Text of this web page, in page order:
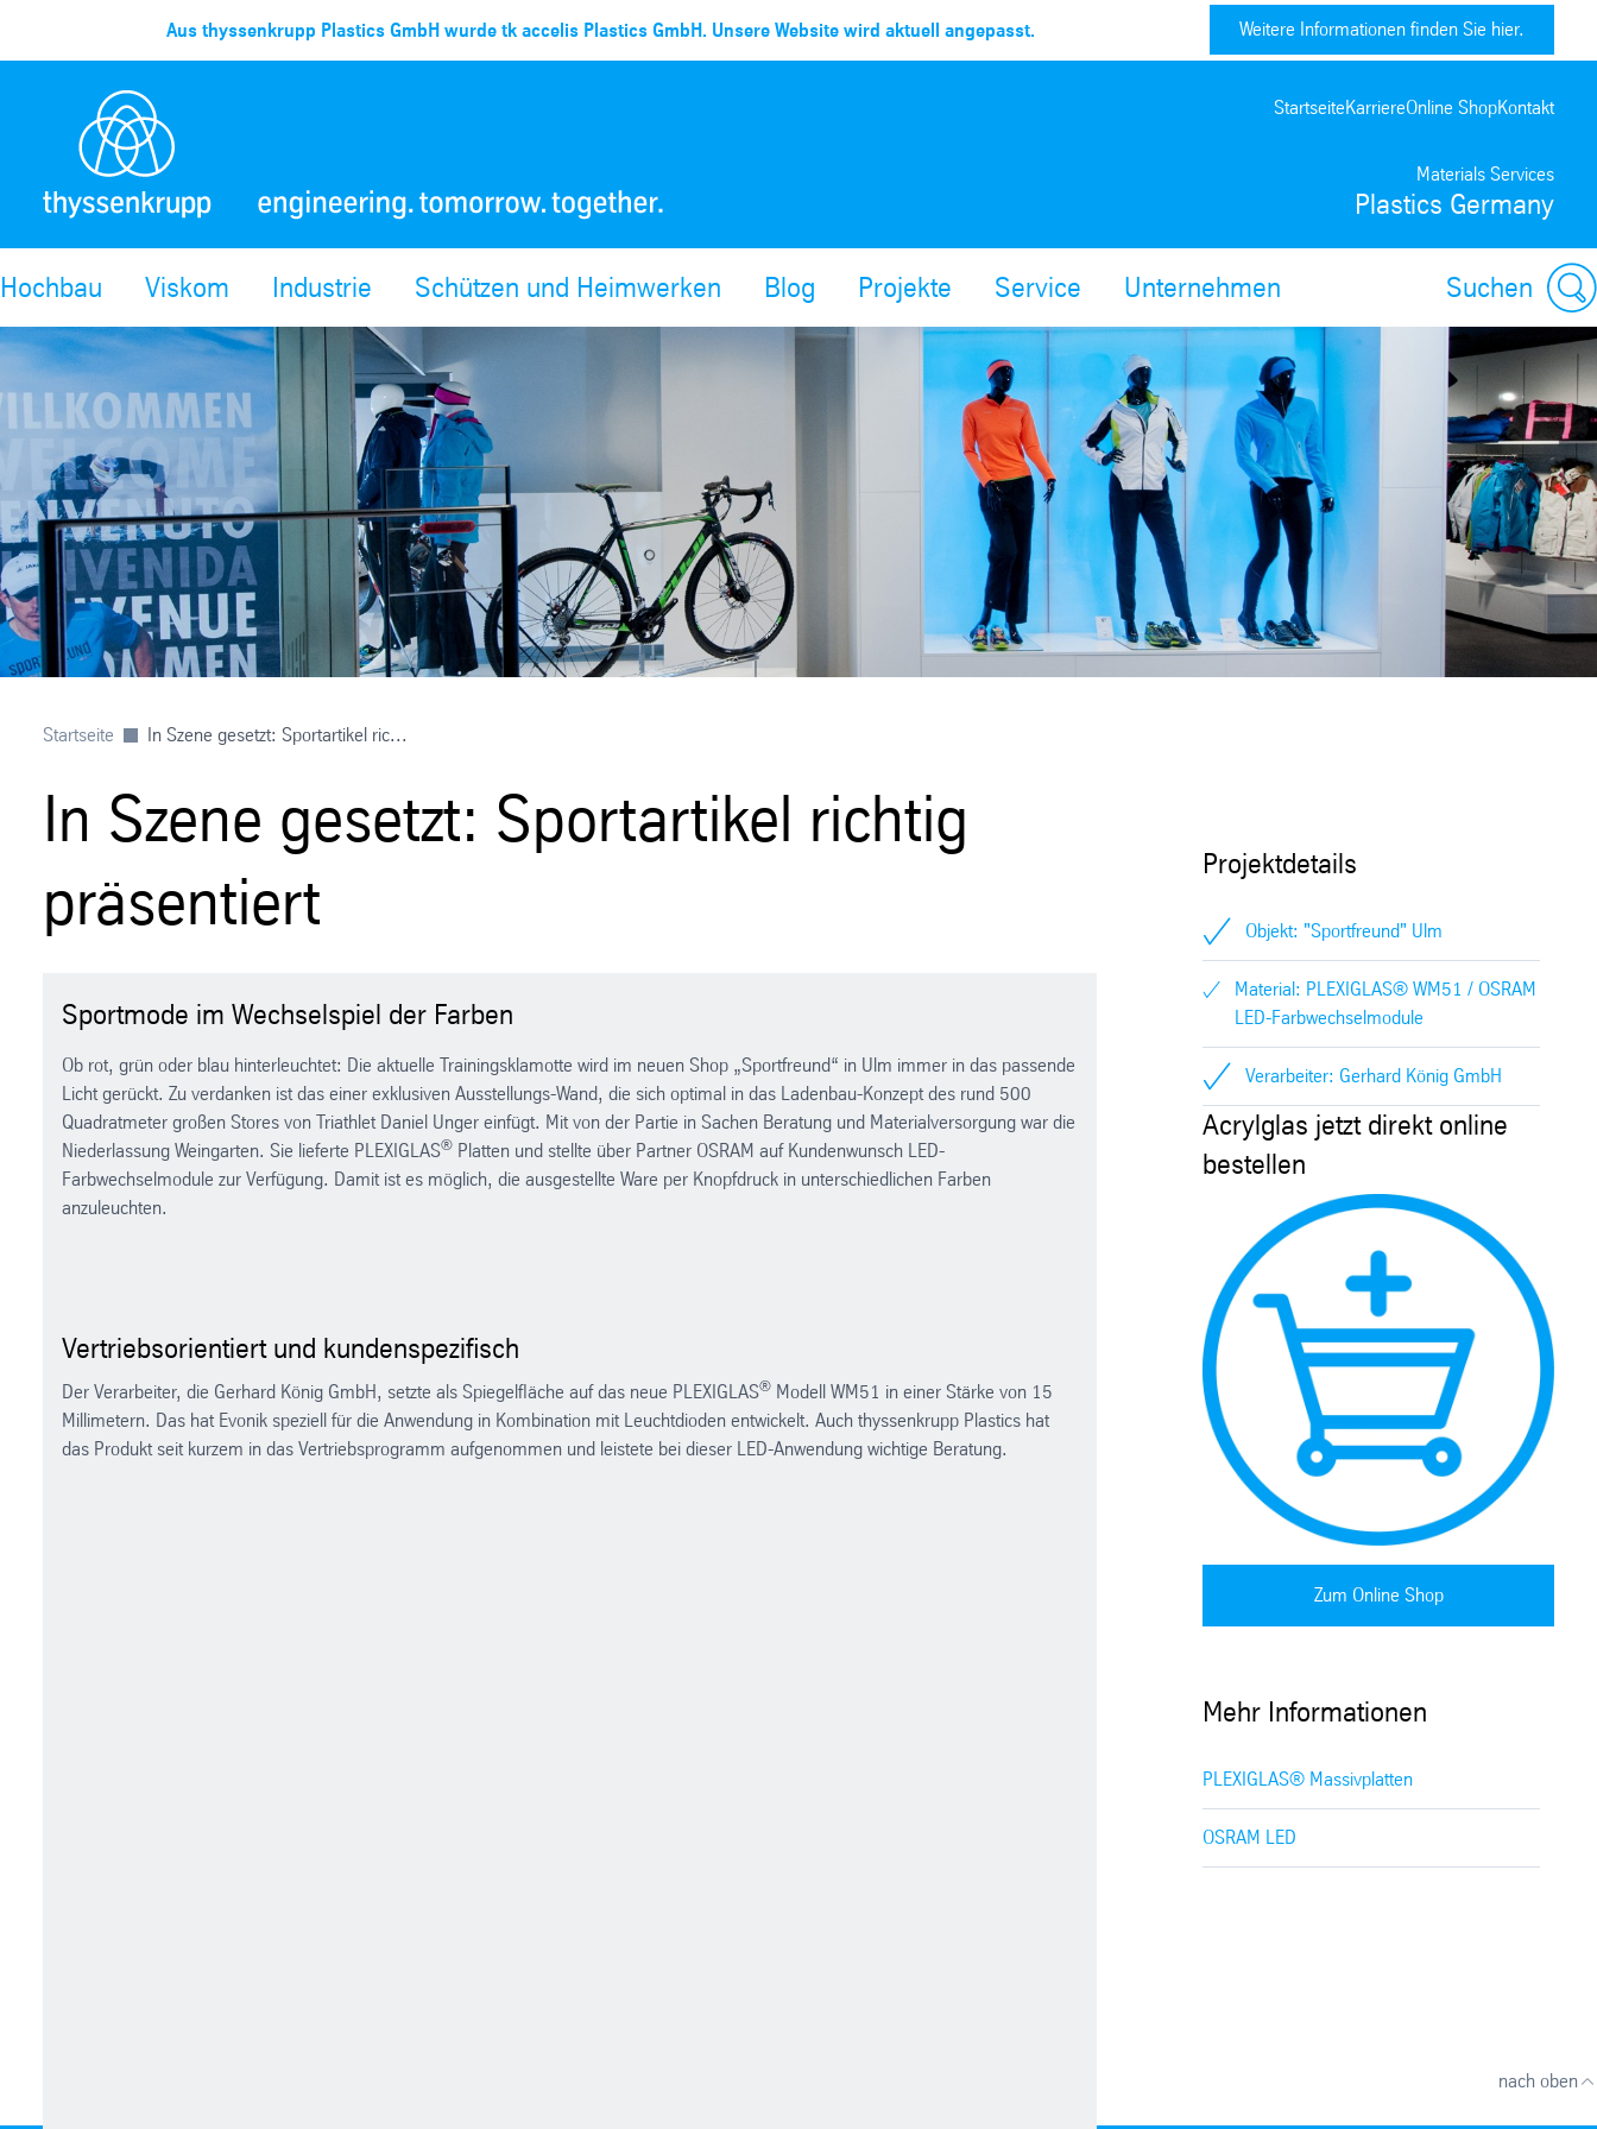
Aus thyssenkrupp Plastics GmbH wurde tk accelis Plastics GmbH. Unsere Website wird aktuell angepasst. Weitere Informationen finden Sie hier.
Materials Services
Plastics Germany
StartseiteKarriereOnline ShopKontakt
Hochbau Viskom Industrie Schützen und Heimwerken Blog Projekte Service Unternehmen Suchen
Startseite In Szene gesetzt: Sportartikel ric...
In Szene gesetzt: Sportartikel richtig
präsentiert
Sportmode im Wechselspiel der Farben
Ob rot, grün oder blau hinterleuchtet: Die aktuelle Trainingsklamotte wird im neuen Shop „Sportfreund“ in Ulm immer in das passende
Licht gerückt. Zu verdanken ist das einer exklusiven Ausstellungs-Wand, die sich optimal in das Ladenbau-Konzept des rund 500
Quadratmeter großen Stores von Triathlet Daniel Unger einfügt. Mit von der Partie in Sachen Beratung und Materialversorgung war die
Niederlassung Weingarten. Sie lieferte PLEXIGLAS® Platten und stellte über Partner OSRAM auf Kundenwunsch LED-
Farbwechselmodule zur Verfügung. Damit ist es möglich, die ausgestellte Ware per Knopfdruck in unterschiedlichen Farben
anzuleuchten.
Vertriebsorientiert und kundenspezifisch
Der Verarbeiter, die Gerhard König GmbH, setzte als Spiegelfläche auf das neue PLEXIGLAS® Modell WM51 in einer Stärke von 15
Millimetern. Das hat Evonik speziell für die Anwendung in Kombination mit Leuchtdioden entwickelt. Auch thyssenkrupp Plastics hat
das Produkt seit kurzem in das Vertriebsprogramm aufgenommen und leistete bei dieser LED-Anwendung wichtige Beratung.
Projektdetails
Objekt: "Sportfreund" Ulm
Material: PLEXIGLAS® WM51 / OSRAM
LED-Farbwechselmodule
Verarbeiter: Gerhard König GmbH
Acrylglas jetzt direkt online
bestellen
Zum Online Shop
Mehr Informationen
PLEXIGLAS® Massivplatten
OSRAM LED
nach oben